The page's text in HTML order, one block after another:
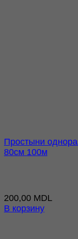
Простыни
80см 100м
200,00 MDL
В корзину